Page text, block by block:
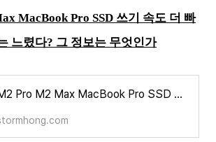
MacBook Pro SSD 쓰기 속도 더 빠
느렸다? 그 정보는 무엇인가
M2 Pro M2 Max MacBook Pro SSD 쓰기 속도 더 빠르나 읽기 속도는 느렸다? 그 정보는 무엇인가